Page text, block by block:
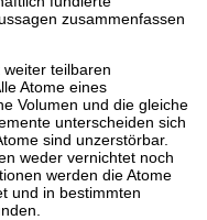
zusammenfassen
teilbaren
Atome eines
Volumen und die gleiche
unterscheiden sich
sind unzerstörbar.
weder vernichtet noch
werden die Atome
und in bestimmten